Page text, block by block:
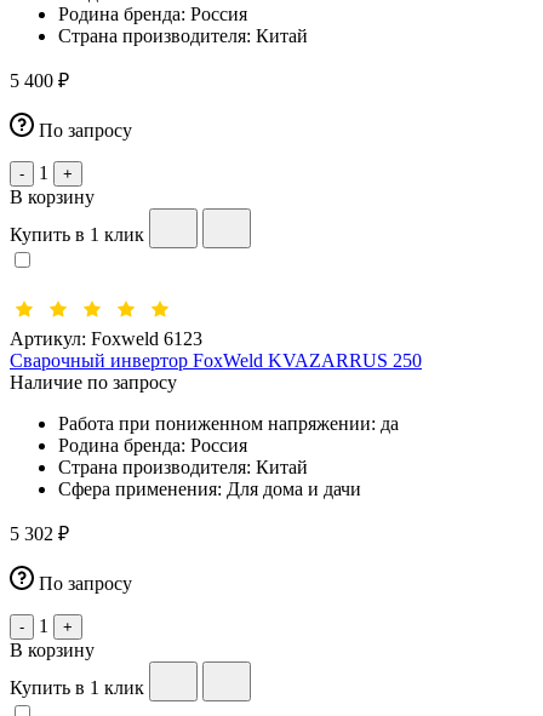
Родина бренда: Россия
Страна производителя: Китай
5 400 ₽
По запросу
- 1 +
В корзину
Купить в 1 клик
Артикул: Foxweld 6123
Сварочный инвертор FoxWeld KVAZARRUS 250
Наличие по запросу
Работа при пониженном напряжении: да
Родина бренда: Россия
Страна производителя: Китай
Сфера применения: Для дома и дачи
5 302 ₽
По запросу
- 1 +
В корзину
Купить в 1 клик